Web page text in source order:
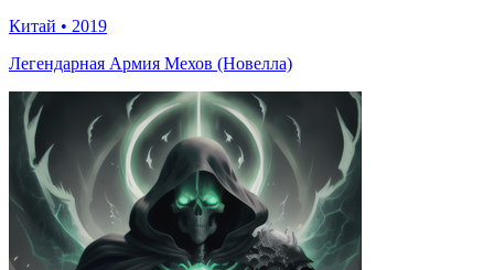
Китай • 2019
Легендарная Армия Мехов (Новелла)